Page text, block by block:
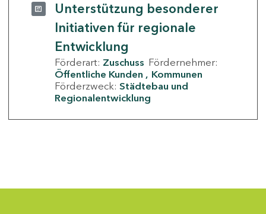
Unterstützung besonderer
Initiativen für regionale
Entwicklung
Förderart: Zuschuss Fördernehmer:
Öffentliche Kunden
Kommunen
Förderzweck: Städtebau und
Regionalentwicklung